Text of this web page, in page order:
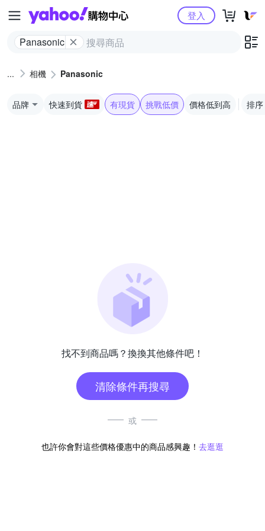
Yahoo購物中心
Panasonic
登入
相機 Panasonic
品牌 快速到貨 有現貨 挑戰低價 價格低到高 排序
找不到商品嗎？換換其他條件吧！
清除條件再搜尋
或
也許你會對這些價格優惠中的商品感興趣！ 去逛逛